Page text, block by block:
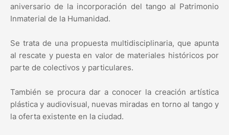
aniversario de la incorporación del tango al Patrimonio
Inmaterial de la Humanidad.
Se trata de una propuesta multidisciplinaria, que apunta
al rescate y puesta en valor de materiales históricos por
parte de colectivos y particulares.
También se procura dar a conocer la creación artística
plástica y audiovisual, nuevas miradas en torno al tango y
la oferta existente en la ciudad.